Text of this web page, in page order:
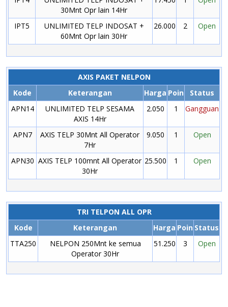
30Mnt Opr lain 14Hr
IPT5
UNLIMITED TELP INDOSAT +
60Mnt Opr lain 30Hr
26.000 2 Open
AXIS PAKET NELPON
Kode
Keterangan Harga Poin
Status
APN14
UNLIMITED TELP SESAMA
AXIS 14Hr
2.050 1 Gangguan
APN7
AXIS TELP 30Mnt All Operator
7Hr
9.050 1 Open
APN30 AXIS TELP 100mnt All Operator
30Hr
25.500 1 Open
TRI TELPON ALL OPR
Kode
Keterangan Harga Poin Status
TTA250
NELPON 250Mnt ke semua
Operator 30Hr
51.250 3 Open